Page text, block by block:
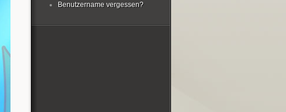
Benutzername vergessen?